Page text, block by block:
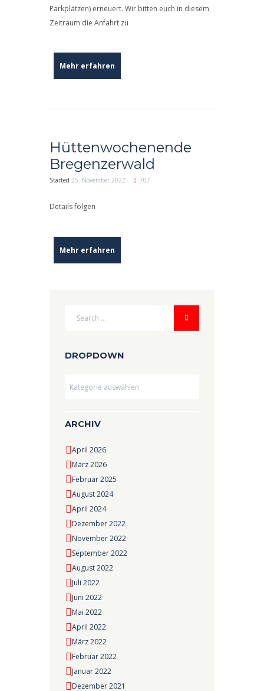
Parkplätzen) erneuert. Wir bitten euch in diesem
Zeitraum die Anfahrt zu
Mehr erfahren
Hüttenwochenende
Bregenzerwald
Started 25. November 2022 707
Details folgen
Mehr erfahren
DROPDOWN
ARCHIV
April 2026
März 2026
Februar 2025
August 2024
April 2024
Dezember 2022
November 2022
September 2022
August 2022
Juli 2022
Juni 2022
Mai 2022
April 2022
März 2022
Februar 2022
Januar 2022
Dezember 2021